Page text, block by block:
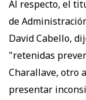
Al respecto, el
de
David Cabello,
"retenidas
Charallave, otro
presentar